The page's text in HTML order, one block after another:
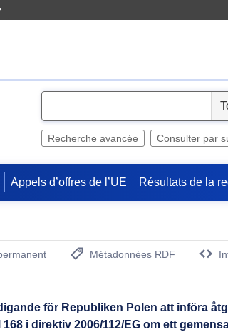
e
Recherche avancée Consulter par
Appels d’offres de l’UE Résultats de la
Métadonnées RDF
för Republiken Polen att införa
i direktiv 2006/112/EG om ett